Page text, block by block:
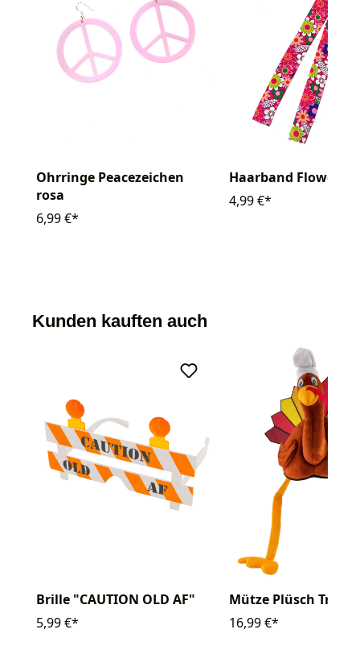
Ohrringe Peacezeichen
rosa
6,99 €*
Haarband Flower
4,99 €*
Kunden kauften auch
Brille "CAUTION OLD AF"
5,99 €*
Mütze Plüsch
16,99 €*